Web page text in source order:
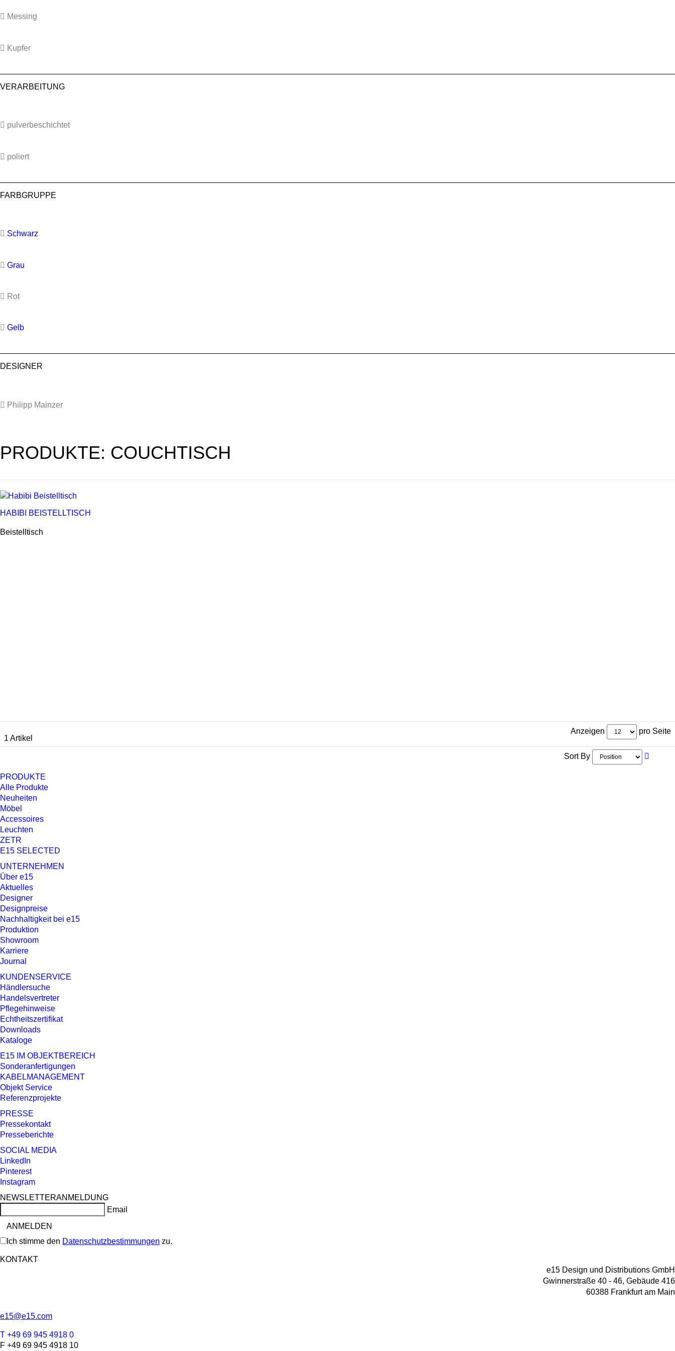
Messing
Kupfer
VERARBEITUNG
pulverbeschichtet
poliert
FARBGRUPPE
Schwarz
Grau
Rot
Gelb
DESIGNER
Philipp Mainzer
PRODUKTE: COUCHTISCH
HABIBI BEISTELLTISCH
Beistelltisch
1 Artikel
Anzeigen pro Seite
Sort By
PRODUKTE
Alle Produkte
Neuheiten
Möbel
Accessoires
Leuchten
ZETR
E15 SELECTED
UNTERNEHMEN
Über e15
Aktuelles
Designer
Designpreise
Nachhaltigkeit bei e15
Produktion
Showroom
Karriere
Journal
KUNDENSERVICE
Händlersuche
Handelsvertreter
Pflegehinweise
Echtheitszertifikat
Downloads
Kataloge
E15 IM OBJEKTBEREICH
Sonderanfertigungen
KABELMANAGEMENT
Objekt Service
Referenzprojekte
PRESSE
Pressekontakt
Presseberichte
SOCIAL MEDIA
LinkedIn
Pinterest
Instagram
NEWSLETTERANMELDUNG
Email
Ich stimme den Datenschutzbestimmungen zu.
KONTAKT
e15 Design und Distributions GmbH
Gwinnerstraße 40 - 46, Gebäude 416
60388 Frankfurt am Main
e15@e15.com
T +49 69 945 4918 0
F +49 69 945 4918 10